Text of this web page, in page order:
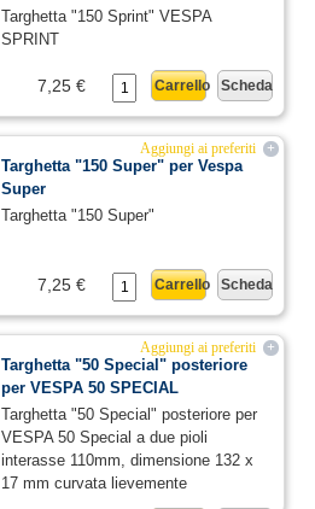
Targhetta "150 Sprint" VESPA
SPRINT
Scheda
Carrello
7,25 €
+
Aggiungi ai preferiti
Targhetta "150 Super" per Vespa
Super
Targhetta "150 Super"
Scheda
Carrello
7,25 €
+
Aggiungi ai preferiti
Targhetta "50 Special" posteriore
per VESPA 50 SPECIAL
Targhetta "50 Special" posteriore per
VESPA 50 Special a due pioli
interasse 110mm, dimensione 132 x
17 mm curvata lievemente